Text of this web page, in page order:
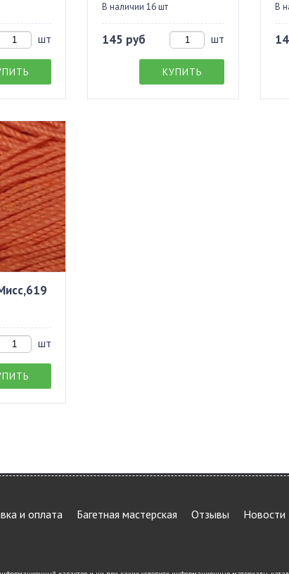
шт
В наличии 16 шт
145 руб шт
КУПИТЬ
В
шт
и оплата Багетная мастерская Отзывы Новости